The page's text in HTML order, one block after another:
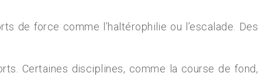
de force comme l’haltérophilie ou l’escalade. Des
Certaines disciplines, comme la course de fond,